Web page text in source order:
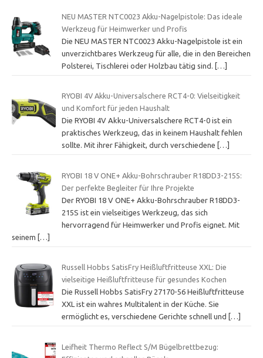
NEU MASTER NTC0023 Akku-Nagelpistole: Das ideale
Werkzeug für Heimwerker und Profis
Die NEU MASTER NTC0023 Akku-Nagelpistole ist ein
unverzichtbares Werkzeug für alle, die in den Bereichen
Polsterei, Tischlerei oder Holzbau tätig sind.
[…]
RYOBI 4V Akku-Universalschere RCT4-0: Vielseitigkeit
und Komfort für jeden Haushalt
Die RYOBI 4V Akku-Universalschere RCT4-0 ist ein
praktisches Werkzeug, das in keinem Haushalt fehlen
sollte. Mit ihrer Fähigkeit, durch verschiedene
[…]
RYOBI 18 V ONE+ Akku-Bohrschrauber R18DD3-215S:
Der perfekte Begleiter für Ihre Projekte
Der RYOBI 18 V ONE+ Akku-Bohrschrauber R18DD3-
215S ist ein vielseitiges Werkzeug, das sich
hervorragend für Heimwerker und Profis eignet. Mit
seinem […]
Russell Hobbs SatisFry Heißluftfritteuse XXL: Die
vielseitige Heißluftfritteuse für gesundes Kochen
Die Russell Hobbs SatisFry 27170-56 Heißluftfritteuse
XXL ist ein wahres Multitalent in der Küche. Sie
ermöglicht es, verschiedene Gerichte schnell und
[…]
Leifheit Thermo Reflect S/M Bügelbrettbezug: